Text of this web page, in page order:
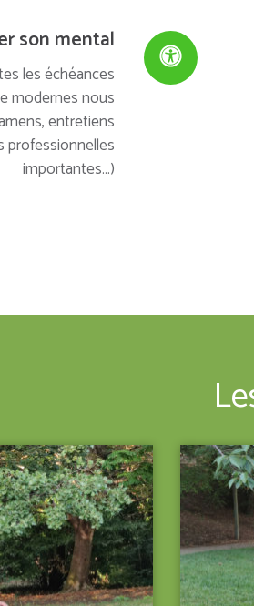
son mental
les échéances
modernes nous
entretiens
professionnelles
importantes…)